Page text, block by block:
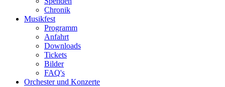
Chronik
Musikfest
Programm
Anfahrt
Downloads
Tickets
Bilder
FAQ's
Orchester und Konzerte